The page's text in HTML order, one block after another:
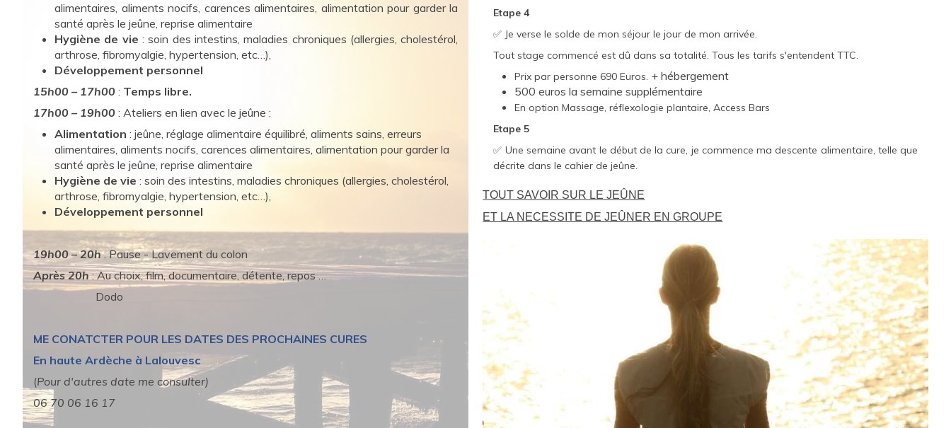
alimentaires, aliments nocifs, carences alimentaires, alimentation pour garder la
santé après le jeûne, reprise alimentaire
Hygiène de vie : soin des intestins, maladies chroniques (allergies, cholestérol,
arthrose, fibromyalgie, hypertension, etc…),
Développement personnel
15h00 – 17h00 : Temps libre.
17h00 – 19h00 : Ateliers en lien avec le jeûne :
Alimentation : jeûne, réglage alimentaire équilibré, aliments sains, erreurs
alimentaires, aliments nocifs, carences alimentaires, alimentation pour garder la
santé après le jeûne, reprise alimentaire
Hygiène de vie : soin des intestins, maladies chroniques (allergies, cholestérol,
arthrose, fibromyalgie, hypertension, etc…),
Développement personnel
19h00 – 20h: Pause - Lavement du colon
Après 20h : Au choix, film, documentaire, détente, repos …
Dodo
ME CONATCTER POUR LES DATES DES PROCHAINES CURES
En haute Ardèche à Lalouvesc
(Pour d'autres date me consulter)
06 70 06 16 17
Etape 4
✅ Je verse le solde de mon séjour le jour de mon arrivée.
Tout stage commencé est dû dans sa totalité. Tous les tarifs s'entendent TTC.
Prix par personne 690 Euros. + hébergement
500 euros la semaine supplémentaire
En option Massage, réflexologie plantaire, Access Bars
Etape 5
✅ Une semaine avant le début de la cure, je commence ma descente alimentaire, telle que
décrite dans le cahier de jeûne.
TOUT SAVOIR SUR LE JEÛNE
ET LA NECESSITE DE JEÛNER EN GROUPE